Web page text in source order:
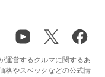
運営するクルマに関するあ
格やスペックなどの公式情